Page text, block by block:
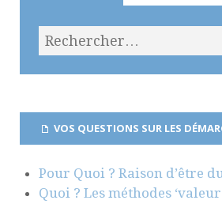
VOS QUESTIONS SUR LES
Pour Quoi ? Raison d’être
Quoi ? Les méthodes